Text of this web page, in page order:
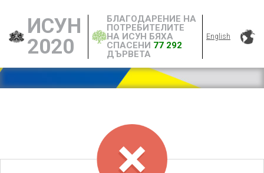
ИСУН
2020
БЛАГОДАРЕНИЕ НА
ПОТРЕБИТЕЛИТЕ
НА ИСУН БЯХА
СПАСЕНИ 77 292
ДЪРВЕТА
English